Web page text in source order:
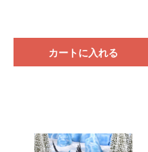
カートに入れる